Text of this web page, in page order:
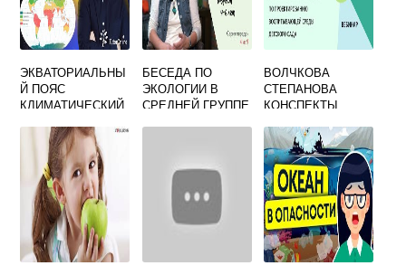
ЭКВАТОРИАЛЬНЫ
Й ПОЯС
КЛИМАТИЧЕСКИЙ
БЕСЕДА ПО
ЭКОЛОГИИ В
СРЕДНЕЙ ГРУППЕ
ВОЛЧКОВА
СТЕПАНОВА
КОНСПЕКТЫ
СТАРШЕЙ ГРУППЕ
ЭКОЛОГИЯ